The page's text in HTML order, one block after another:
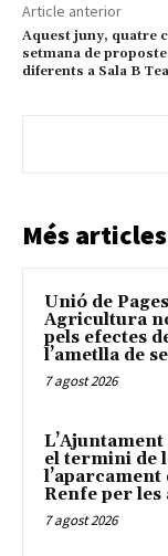
Article anterior
Aquest juny, quatre
setmana de
diferents a Sala B
Més articles
Unió de
Agricultura
pels efectes
l’ametlla de
7 agost 2026
el termini de
Renfe per
7 agost 2026